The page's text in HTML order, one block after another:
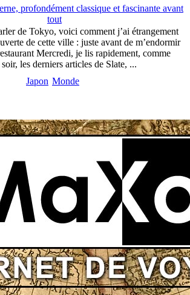
profondément classique et fascinante avant
tout
de Tokyo, voici comment j’ai étrangement
de cette ville : juste avant de m’endormir
Mercredi, je lis rapidement, comme
les derniers articles de Slate, ...
Japon Monde